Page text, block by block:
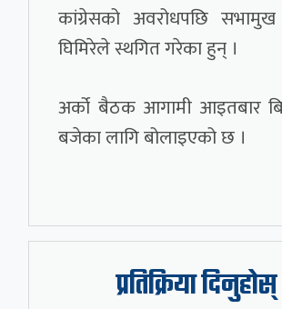
कांग्रेसको अवरोधपछि
घिमिरेले स्थगित गरेका हुन् ।
अर्को बैठक आगामी आइतबार
बजेका लागि बोलाइएको छ ।
प्रतिक्रिया दिनुहोस्